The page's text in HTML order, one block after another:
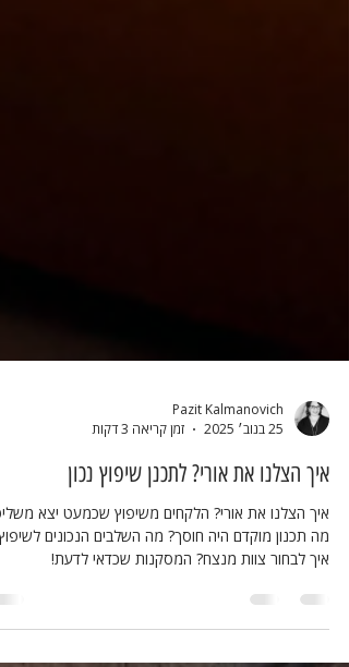
Pazit Kalmanovich
25 בנוב׳ 2025
זמן קריאה 3 דקות
איך הצלנו את אורי? לתכנן שיפוץ נכון
איך הצלנו את אורי? הלקחים משיפוץ שכמעט יצא
מה תכנון מוקדם היה חוסך? מה השלבים הנכונים